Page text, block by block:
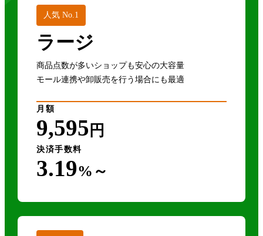
人気 No.1
ラージ
商品点数が多いショップも安心の大容量
モール連携や卸販売を行う場合にも最適
月額
9,595 円
決済手数料
3.19%～